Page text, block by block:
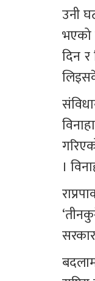
उनी
भएको
दिन
।